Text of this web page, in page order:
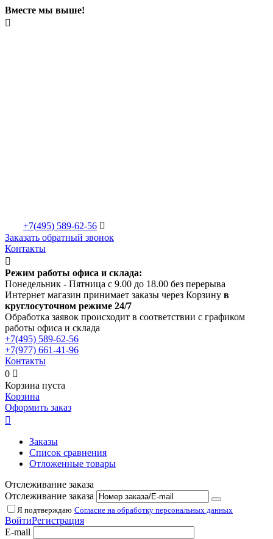
Вместе мы выше!

+7(495) 589-62-56 
Заказать обратный звонок
Контакты

Режим работы офиса и склада:
Понедельник - Пятница с 9.00 до 18.00 без перерыва
Интернет магазин принимает заказы через Корзину в
круглосуточном режиме 24/7
Обработка заявок происходит в соответствии с графиком
работы офиса и склада
+7(495) 589-62-56
+7(977) 661-41-96
Контакты
0 
Корзина пуста
Корзина
Оформить заказ

Заказы
Список сравнения
Отложенные товары
Отслеживание заказа
Отслеживание заказа
Я подтверждаю Согласие на обработку персональных данных
ВойтиРегистрация
E-mail